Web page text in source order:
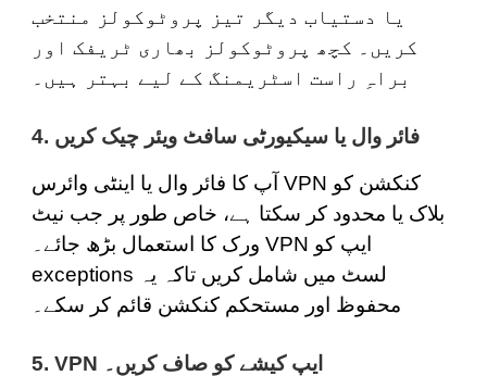
یا دستیاب دیگر تیز پروٹوکولز منتخب
کریں۔ کچھ پروٹوکولز بھاری ٹریفک اور
براہِ راست اسٹریمنگ کے لیے بہتر ہیں۔
4. فائر وال یا سیکیورٹی سافٹ ویئر چیک کریں
آپ کا فائر وال یا اینٹی وائرس VPN کنکشن کو
بلاک یا محدود کر سکتا ہے، خاص طور پر جب نیٹ
ورک کا استعمال بڑھ جائے۔ VPN ایپ کو
exceptions لسٹ میں شامل کریں تاکہ یہ
محفوظ اور مستحکم کنکشن قائم کر سکے۔
5. VPN ایپ کیشے کو صاف کریں۔